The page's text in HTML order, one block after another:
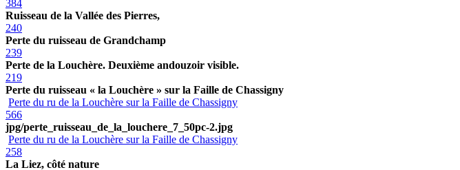
384
Ruisseau de la Vallée des Pierres,
240
Perte du ruisseau de Grandchamp
239
Perte de la Louchère. Deuxième andouzoir visible.
219
Perte du ruisseau « la Louchère » sur la Faille de Chassigny
Perte du ru de la Louchère sur la Faille de Chassigny
566
jpg/perte_ruisseau_de_la_louchere_7_50pc-2.jpg
Perte du ru de la Louchère sur la Faille de Chassigny
258
La Liez, côté nature